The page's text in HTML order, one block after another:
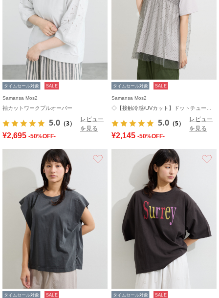
タイムセール対象 SALE
Samansa Mos2
袖カットワークプルオーバー
5.0 （3）
レビュー
を見る
¥2,695 -50%OFF-
タイムセール対象 SALE
Samansa Mos2
5.0 （5）
レビュー
を見る
¥2,145 -50%OFF-
タイムセール対象 SALE タイムセール対象 SALE